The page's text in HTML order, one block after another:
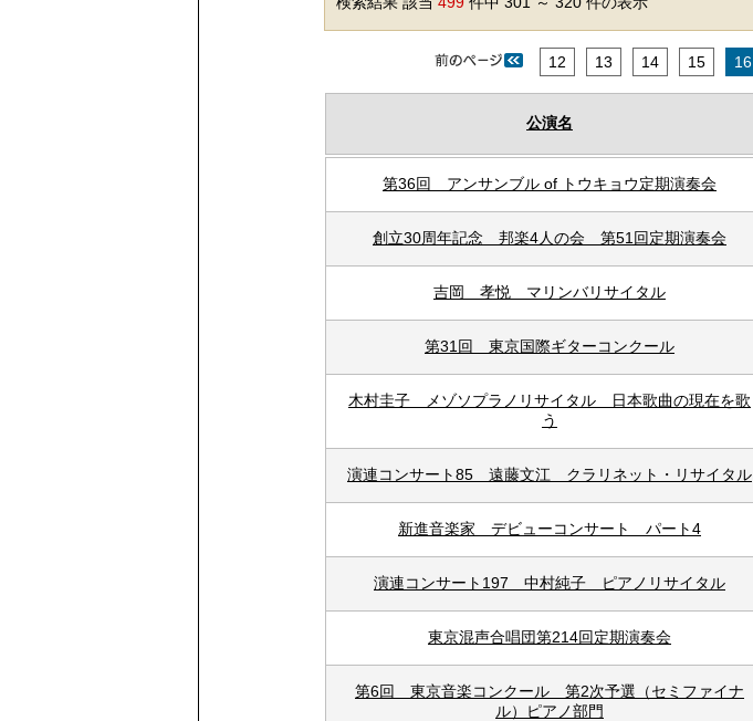
12 13 14 15 16
公演名
第36回 アンサンブル of トウキョウ定期演奏会
創立30周年記念 邦楽4人の会 第51回定期演奏会
吉岡 孝悦 マリンバリサイタル
第31回 東京国際ギターコンクール
木村圭子 メゾソプラノリサイタル 日本歌曲の現在を歌
う
演連コンサート85 遠藤文江 クラリネット・リサイタル
新進音楽家 デビューコンサート パート4
演連コンサート197 中村純子 ピアノリサイタル
東京混声合唱団第214回定期演奏会
第6回 東京音楽コンクール 第2次予選（セミファイナ
ル）ピアノ部門